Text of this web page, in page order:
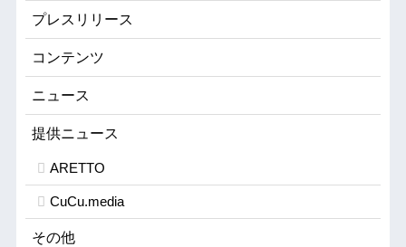
プレスリリース
コンテンツ
ニュース
提供ニュース
ARETTO
CuCu.media
その他